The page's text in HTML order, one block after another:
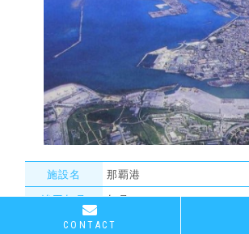
施設名
那覇港
竣工年月
年月
概要
【外防波堤】南：900m、中：
CONTACT